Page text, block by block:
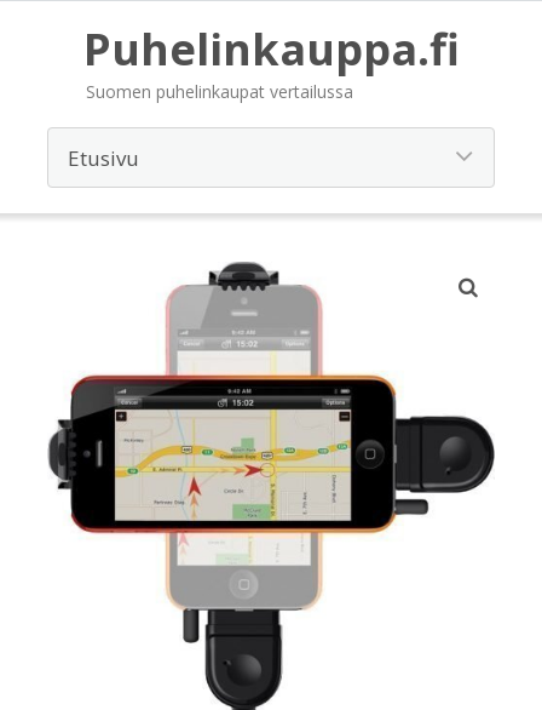
Puhelinkauppa.fi
Suomen puhelinkaupat vertailussa